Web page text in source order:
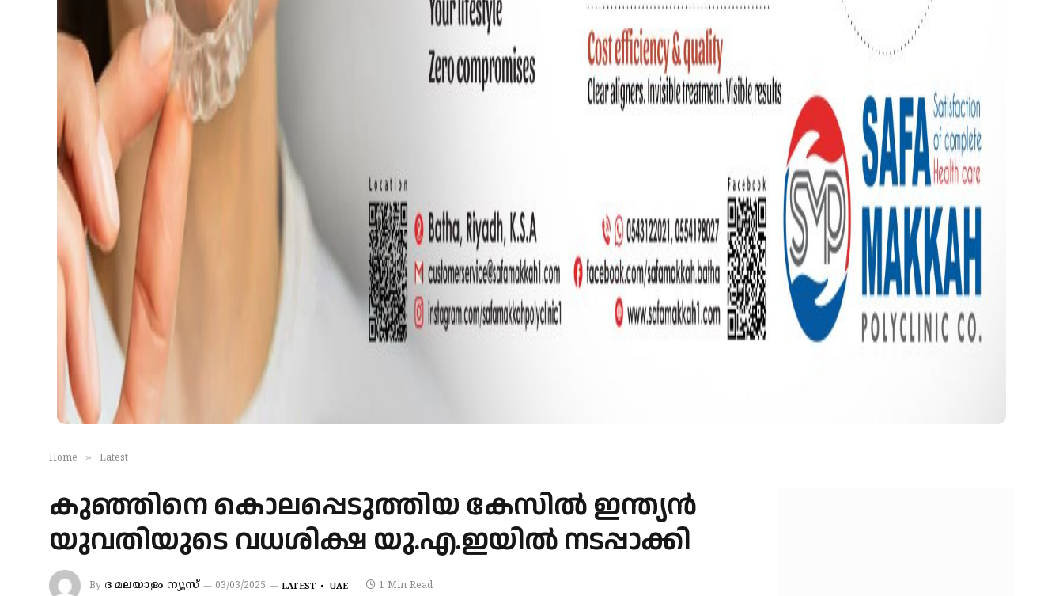
Home » Latest
കുഞ്ഞിനെ കൊലപ്പെടുത്തിയ കേസിൽ ഇന്ത്യൻ
യുവതിയുടെ വധശിക്ഷ യു.എ.ഇയിൽ നടപ്പാക്കി
By ദ മലയാളം ന്യൂസ് 03/03/2025 LATEST UAE 1 Min Read